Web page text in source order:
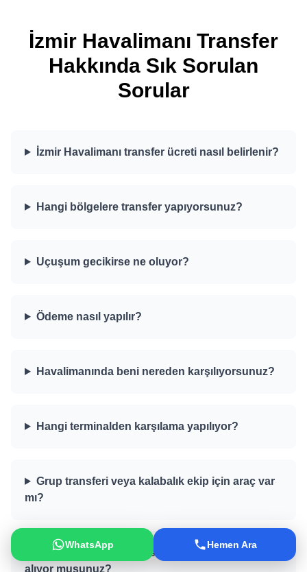
İzmir Havalimanı Transfer
Hakkında Sık Sorulan
Sorular
İzmir Havalimanı transfer ücreti nasıl belirlenir?
Hangi bölgelere transfer yapıyorsunuz?
Uçuşum gecikirse ne oluyor?
Ödeme nasıl yapılır?
Havalimanında beni nereden karşılıyorsunuz?
Hangi terminalden karşılama yapılıyor?
Grup transferi veya kalabalık ekip için araç var
mı?
Gece geç saatte veya sabaha karşı transfer
alıyor musunuz?
WhatsApp Hemen Ara